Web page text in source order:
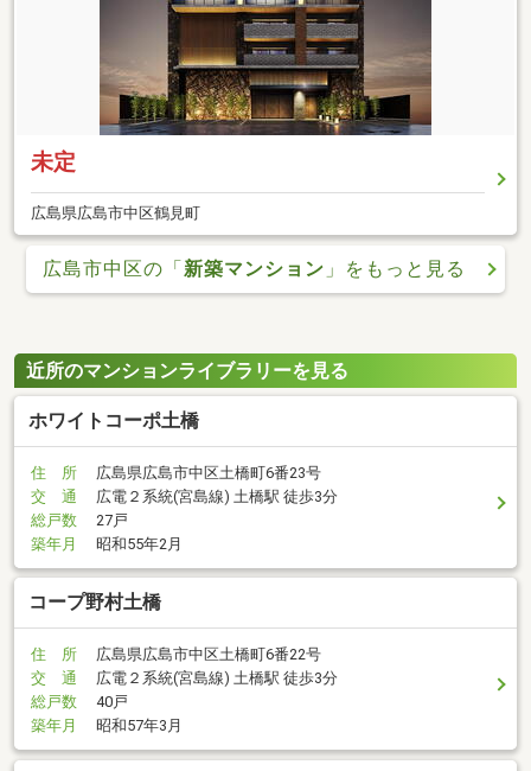
未定
広島県広島市中区鶴見町
広島市中区の「新築マンション 」をもっと見る
近所のマンションライブラリーを見る
ホワイトコーポ土橋
住 所
広島県広島市中区土橋町6番23号
交 通
広電２系統(宮島線) 土橋駅 徒歩3分
総戸数
27戸
築年月
昭和55年2月
コープ野村土橋
住 所
広島県広島市中区土橋町6番22号
交 通
広電２系統(宮島線) 土橋駅 徒歩3分
総戸数
40戸
築年月
昭和57年3月